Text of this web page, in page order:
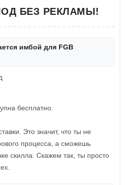
БЕЗ РЕКЛАМЫ!
имбой для FGB
бесплатно.
Это значит, что ты не
процесса, а сможешь
скилла. Скажем так, ты просто